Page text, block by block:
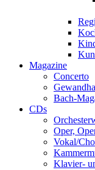
Magazine
Concerto
Bach-
CDs
Oper,
Vokal/
Klavier-